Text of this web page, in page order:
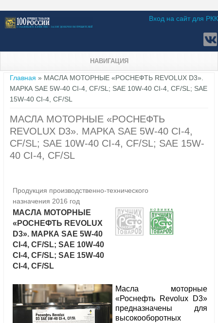
Вход на сайт для РКК
НАВИГАЦИЯ
Вы здесь
Главная » МАСЛА МОТОРНЫЕ «РОСНЕФТЬ REVOLUX D3».
МАРКА SAE 5W-40 CI-4, CF/SL; SAE 10W-40 CI-4, CF/SL; SAE
15W-40 CI-4, CF/SL
МАСЛА МОТОРНЫЕ «РОСНЕФТЬ
REVOLUX D3». МАРКА SAE 5W-40 CI-4,
CF/SL; SAE 10W-40 CI-4, CF/SL; SAE 15W-
40 CI-4, CF/SL
Продукция производственно-технического
назначения 2016 год
МАСЛА МОТОРНЫЕ
«РОСНЕФТЬ REVOLUX
D3». МАРКА SAE 5W-40
CI-4, CF/SL; SAE 10W-40
CI-4, CF/SL; SAE 15W-40
CI-4, CF/SL
Масла моторные
«Роснефть Revolux D3»
предназначены для
высокооборотных